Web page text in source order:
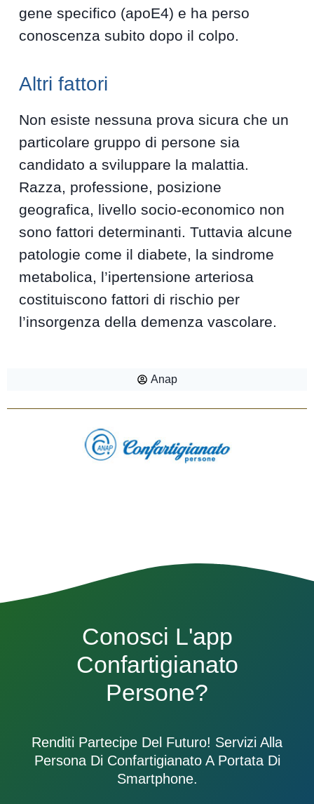
gene specifico (apoE4) e ha perso
conoscenza subito dopo il colpo.
Altri fattori
Non esiste nessuna prova sicura che un
particolare gruppo di persone sia
candidato a sviluppare la malattia.
Razza, professione, posizione
geografica, livello socio-economico non
sono fattori determinanti. Tuttavia alcune
patologie come il diabete, la sindrome
metabolica, l’ipertensione arteriosa
costituiscono fattori di rischio per
l’insorgenza della demenza vascolare.
Anap
Conosci L'app
Confartigianato
Persone?
Renditi Partecipe Del Futuro! Servizi Alla
Persona Di Confartigianato A Portata Di
Smartphone.